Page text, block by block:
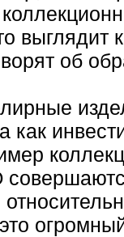
выглядит
об
как